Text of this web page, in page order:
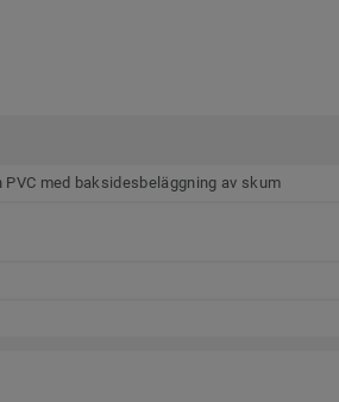
med baksidesbeläggning av skum